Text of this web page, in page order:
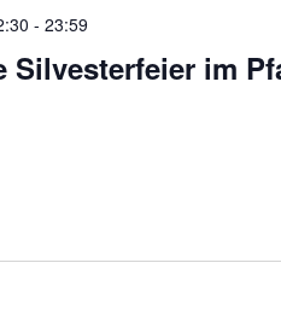
Silvesterfeier im
- 23:59